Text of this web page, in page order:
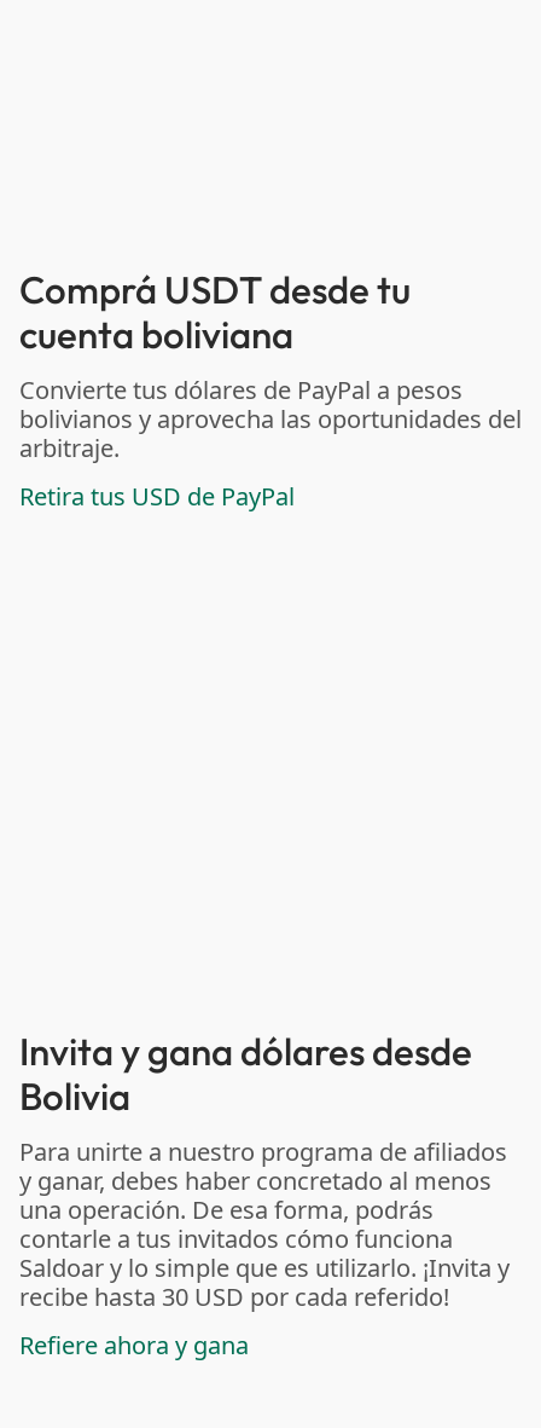
Comprá USDT desde tu
cuenta boliviana
Convierte tus dólares de PayPal a pesos
bolivianos y aprovecha las oportunidades del
arbitraje.
Retira tus USD de PayPal
Invita y gana dólares desde
Bolivia
Para unirte a nuestro programa de afiliados
y ganar, debes haber concretado al menos
una operación. De esa forma, podrás
contarle a tus invitados cómo funciona
Saldoar y lo simple que es utilizarlo. ¡Invita y
recibe hasta 30 USD por cada referido!
Refiere ahora y gana